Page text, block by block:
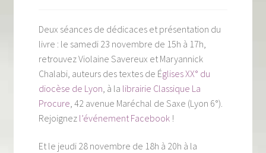
La qualité Lieux Dits
Nous contacter
Qui sommes-nous ?
Les éditions Lieux Dits
Deux séances de dédicaces et présentation du
livre : le samedi 23 novembre de 15h à 17h,
retrouvez Violaine Savereux et Maryannick
Chalabi, auteurs des textes de Églises XX° du
diocèse de Lyon , à la librairie Classique La
Procure , 42 avenue Maréchal de Saxe (Lyon 6°).
Rejoignez l’événement Facebook!
Et le jeudi 28 novembre de 18h à 20h à la